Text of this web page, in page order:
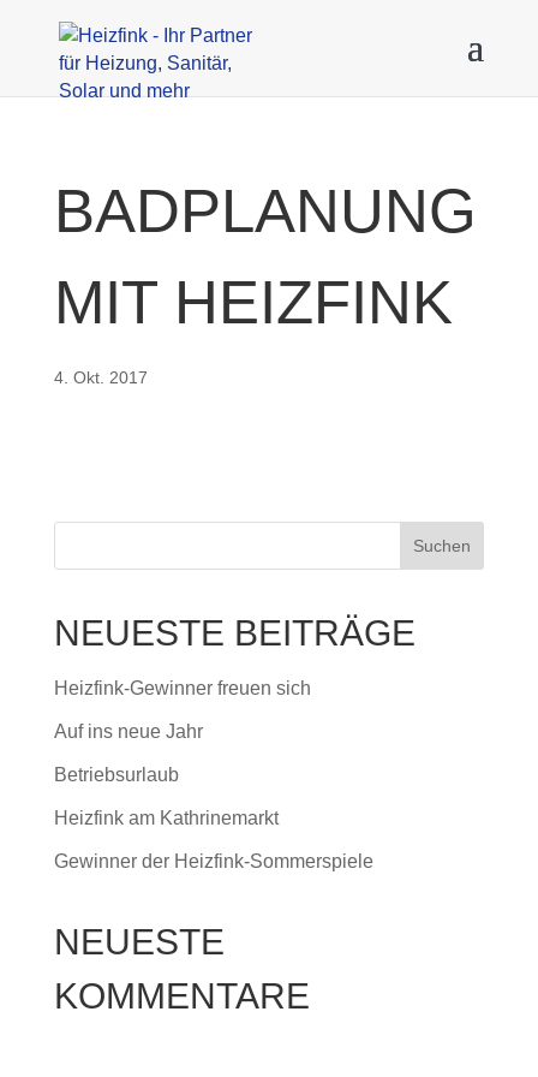
BADPLANUNG
MIT HEIZFINK
4. Okt. 2017
NEUESTE BEITRÄGE
Heizfink-Gewinner freuen sich
Auf ins neue Jahr
Betriebsurlaub
Heizfink am Kathrinemarkt
Gewinner der Heizfink-Sommerspiele
NEUESTE
KOMMENTARE